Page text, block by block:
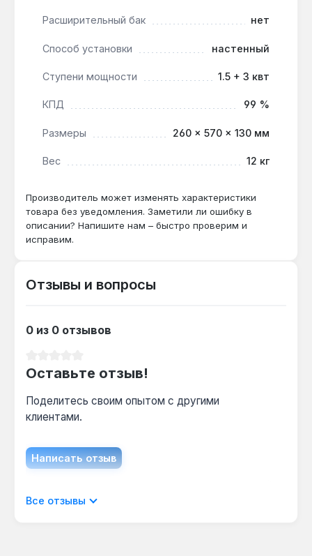
Производство — Украина. Гарантия 1 год,
Какой диаметр подключения к системе
отопления?
подключать подачу и обратку с любой
пространстве котельной.
Можно ли использовать с антифризом?
Да — котёл рассчитан на теплоноситель с
температурой до +90°C, включая
пропиленгликоля, но требуется проверка
Расширительный бак нет
Способ установки настенный
Ступени мощности 1.5 + 3 квт
КПД 99 %
Размеры 260 × 570 × 130 мм
Вес 12 кг
Производитель может изменять характеристики
товара без уведомления. Заметили ли ошибку в
описании? Напишите нам – быстро проверим и
исправим.
Отзывы и вопросы
0 из 0 отзывов
Оставьте отзыв!
Поделитесь своим опытом с другими
клиентами.
Написать отзыв
Отображать отзывы только на текущем
Все отзывы